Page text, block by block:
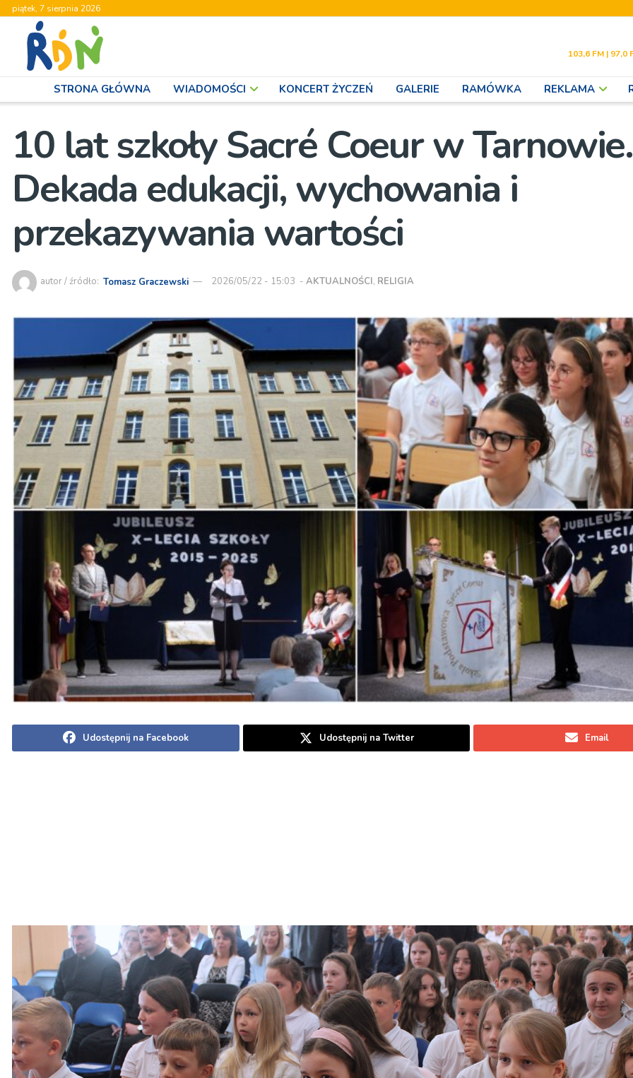
piątek, 7 sierpnia 2026
103,6 FM | 97,0
STRONA GŁÓWNA WIADOMOŚCI KONCERT ŻYCZEŃ GALERIE RAMÓWKA REKLAMA
10 lat szkoły Sacré Coeur w Tarnowie.
Dekada edukacji, wychowania i
przekazywania wartości
autor / źródło: Tomasz Graczewski 2026/05/22 - 15:03 - AKTUALNOŚCI, RELIGIA
Udostępnij na Facebook Udostępnij na Twitter Email